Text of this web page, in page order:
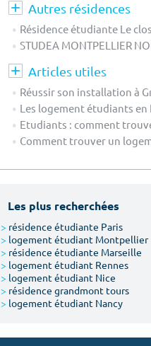
Autres résidences
Résidence étudiante Le
STUDEA MONTPELLIER
Articles utiles
Réussir son installation à
Les logement étudiants
Etudiants : comment
Comment trouver un
Les plus recherchées
> résidence étudiante Paris
> logement étudiant Montpellier
> résidence étudiante Marseille
> logement étudiant Rennes
> logement étudiant Nice
> résidence grandmont tours
> logement étudiant Nancy